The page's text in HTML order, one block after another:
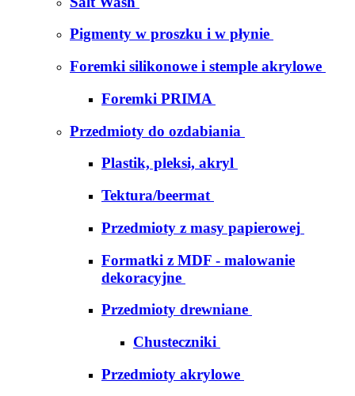
Pigmenty w proszku i w płynie
Foremki silikonowe i stemple akrylowe
Foremki PRIMA
Przedmioty do ozdabiania
Plastik, pleksi, akryl
Tektura/beermat
Przedmioty z masy papierowej
Formatki z MDF - malowanie
dekoracyjne
Przedmioty drewniane
Chusteczniki
Przedmioty akrylowe